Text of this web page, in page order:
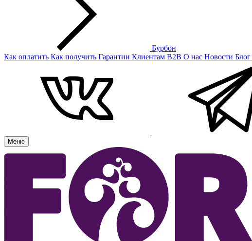
Бурбон
Как оплатить Как получить Гарантии Клиентам B2B О нас Новости Блог
Меню